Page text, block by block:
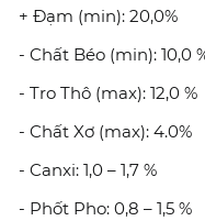
+ Đạm (min): 20,0%
- Chất Béo (min): 10,0
- Tro Thô (max): 12,0 %
- Chất Xơ (max): 4.0%
- Canxi: 1,0 – 1,7 %
- Phốt Pho: 0,8 – 1,5 %